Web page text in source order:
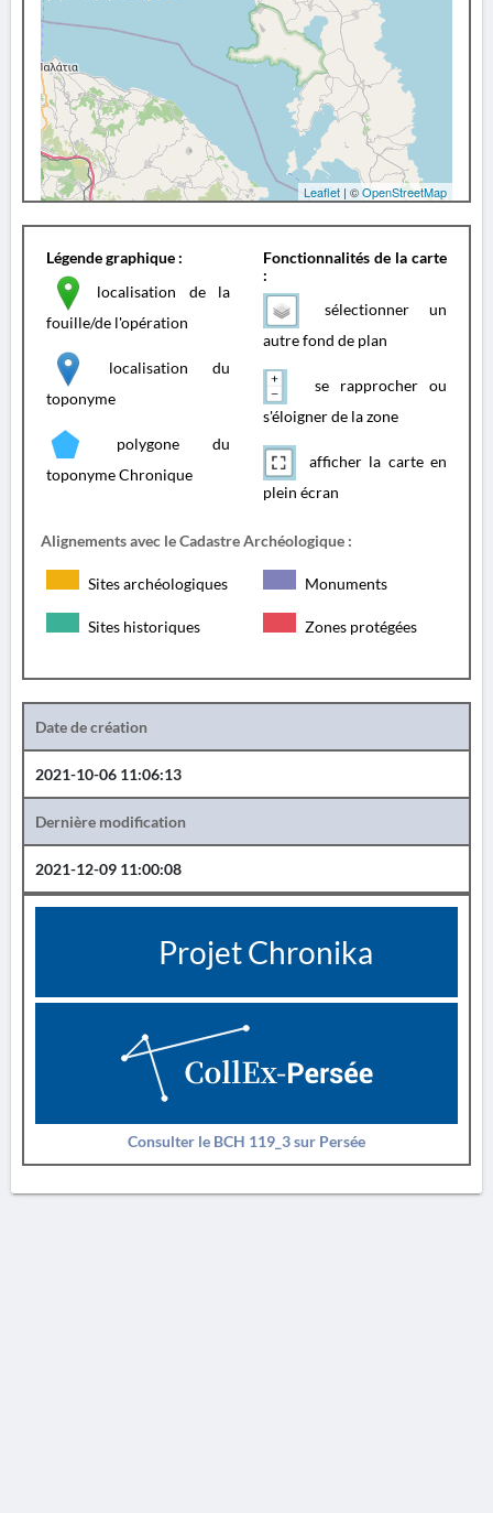
Leaflet | ©OpenStreetMap
Légende graphique :
localisation de la
fouille/de l'opération
localisation du
toponyme
polygone du
toponyme Chronique
Fonctionnalités de la carte
:
sélectionner un
autre fond de plan
se rapprocher ou
s'éloigner de la zone
afficher la carte en
plein écran
Alignements avec le Cadastre Archéologique :
Sites archéologiques Monuments
Sites historiques Zones protégées
Date de création
2021-10-06 11:06:13
Dernière modification
2021-12-09 11:00:08
Projet Chronika
Consulter le BCH 119_3 sur Persée